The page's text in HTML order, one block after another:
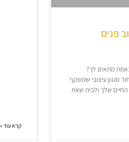
פנים
מתאים לך?
סגנון עיצובי שמשקף
שלך ולבית שאת
קרא עוד »